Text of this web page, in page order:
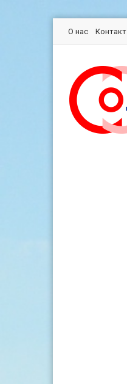
О нас Контакт